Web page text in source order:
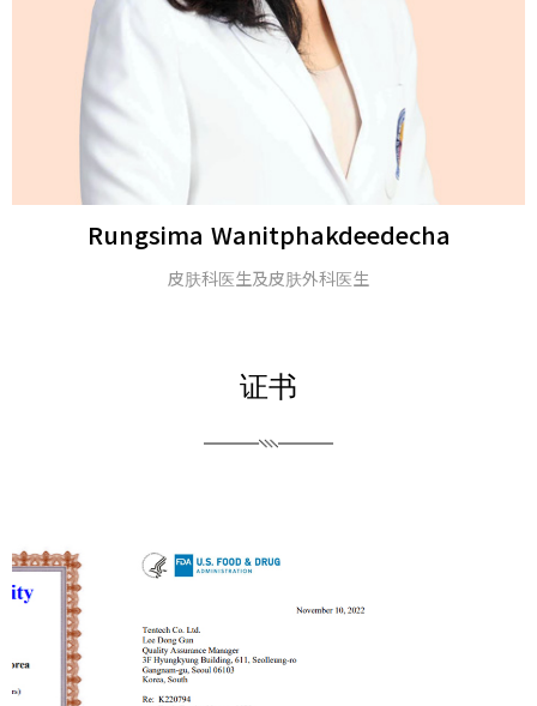
Michael H. Gold
医学博士及美国皮肤科学会会士
证书